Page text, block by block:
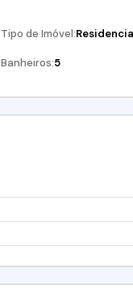
Tipo de Imóvel:
Banheiros:5